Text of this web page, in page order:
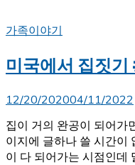
가족이야기
미국에서 집짓
12/20/202004/11/2022
집이 거의 완공이 되어가
이지에 글하나 쓸 시간이
이 다 되어가는 시점인데